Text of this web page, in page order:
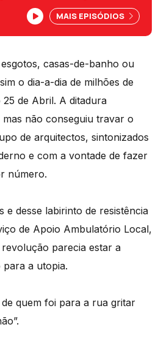
ditadura esmagava a liberdade,
travou um grupo de arquitetos
MAIS EPISÓDIOS
casas-de-banho ou
o dia-a-dia de milhões de
de Abril. A ditadura
mas não conseguiu travar o
de arquitectos, sintonizados
e com a vontade de fazer
número.
e desse labirinto de resistência
de Apoio Ambulatório Local,
parecia estar a
a utopia.
quem foi para a rua gritar